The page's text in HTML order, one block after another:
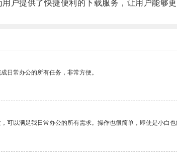
提供了快捷便利的下载服务，让用户能够更
日常办公的所有任务，非常方便。
以满足我日常办公的所有需求。操作也很简单，即使是小白也